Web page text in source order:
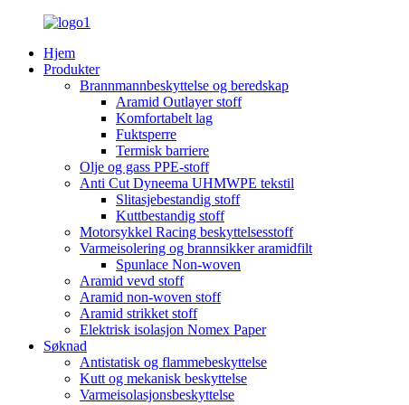
Hjem
Produkter
Brannmannbeskyttelse og beredskap
Aramid Outlayer stoff
Komfortabelt lag
Fuktsperre
Termisk barriere
Olje og gass PPE-stoff
Anti Cut Dyneema UHMWPE tekstil
Slitasjebestandig stoff
Kuttbestandig stoff
Motorsykkel Racing beskyttelsesstoff
Varmeisolering og brannsikker aramidfilt
Spunlace Non-woven
Aramid vevd stoff
Aramid non-woven stoff
Aramid strikket stoff
Elektrisk isolasjon Nomex Paper
Søknad
Antistatisk og flammebeskyttelse
Kutt og mekanisk beskyttelse
Varmeisolasjonsbeskyttelse